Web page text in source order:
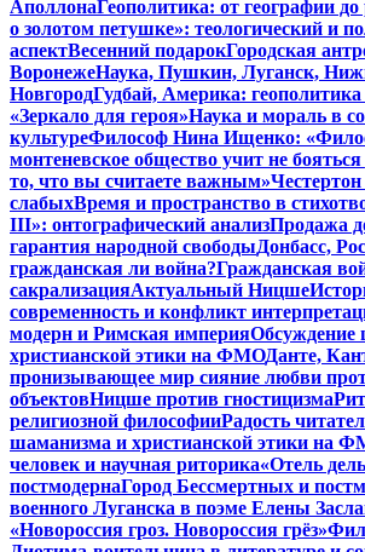
АполлонаГеополитика: от географии
о золотом петушке»: теологический и
аспектВесенний подарокГородская
ВоронежеНаука, Пушкин, Луганск,
НовгородГудбай, Америка:
«Зеркало для героя»Наука и мораль в
культуреФилософ Нина Ищенко:
монтеневское общество учит не
то, что вы считаете важным»
слабыхВремя и пространство в
III»: онтографический анализПродажа
гарантия народной свободыДонбасс,
гражданская ли война?Гражданская
сакрализацияАктуальный Ницше
современность и конфликт
модерн и Римская империяОбсуждение
христианской этики на ФМОДанте,
пронизывающее мир сияние любви
объектовНицше против гностицизма
религиозной философииРадость
шаманизма и христианской этики на
человек и научная риторика«Отель
постмодернаГород Бессмертных и
военного Луганска в поэме Елены
«Новороссия гроз. Новороссия грёз»